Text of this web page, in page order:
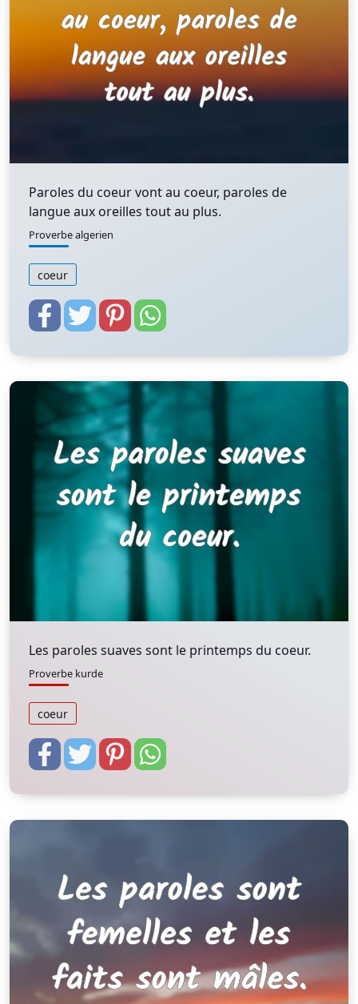
Paroles du coeur vont au coeur, paroles de
langue aux oreilles tout au plus.
Proverbe algerien
coeur
Les paroles suaves sont le printemps du coeur.
Proverbe kurde
coeur